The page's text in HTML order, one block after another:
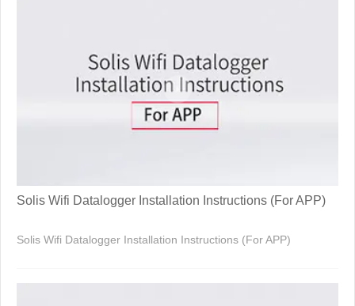
Solis Wifi Datalogger Installation Instructions (For APP)
Solis Wifi Datalogger Installation Instructions (For APP)